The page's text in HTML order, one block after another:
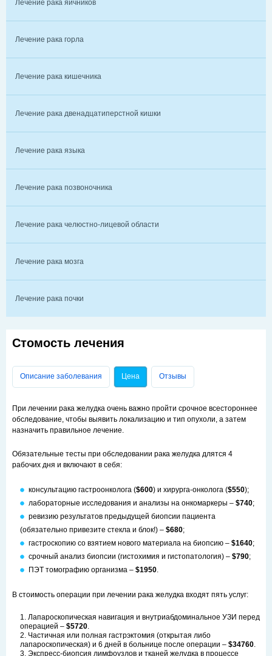
Лечение рака яичников
Лечение рака горла
Лечение рака кишечника
Лечение рака двенадцатиперстной кишки
Лечение рака языка
Лечение рака позвоночника
Лечение рака челюстно-лицевой области
Лечение рака мозга
Лечение рака почки
Стомость лечения
Главные вкладки
Описание заболевания Цена (активная вкладка)
Отзывы
При лечении рака желудка очень важно пройти срочное всестороннее
обследование, чтобы выявить локализацию и тип опухоли, а затем
назначить правильное лечение.
Обязательные тесты при обследовании рака желудка длятся 4
рабочих дня и включают в себя:
консультацию гастроонколога ($600) и хирурга-онколога ($550);
лабораторные исследования и анализы на онкомаркеры – $740;
ревизию результатов предыдущей биопсии пациента
(обязательно привезите стекла и блок!) – $680;
гастроскопию со взятием нового материала на биопсию – $1640;
срочный анализ биопсии (гистохимия и гистопатология) – $790;
ПЭТ томографию организма – $1950.
В стоимость операции при лечении рака желудка входят пять услуг:
Лапароскопическая навигация и внутриабдоминальное УЗИ перед
операцией – $5720.
Частичная или полная гастрэктомия (открытая либо
лапароскопическая) и 6 дней в больнице после операции – $34760.
Экспресс-биопсия лимфоузлов и тканей желудка в процессе